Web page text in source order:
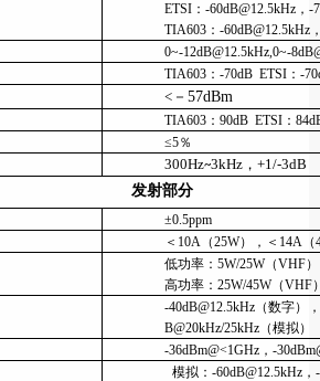
ETSI：-60dB@12.5kHz，-
TIA603：-60dB@12.5kHz
0~-12dB@12.5kHz,0~-
TIA603：-70dB ETSI：-
< －57dBm
TIA603：90dB ETSI：
≤5％
300Hz~3kHz，+1/-3dB
发射部分
±0.5ppm
＜10A（25W），＜14A（
低功率：5W/25W（VHF
高功率：25W/45W（VHF
-40dB@12.5kHz（数字）
B@20kHz/25kHz（模拟）
-36dBm@<1GHz，-
模拟：-60dB@12.5kHz，